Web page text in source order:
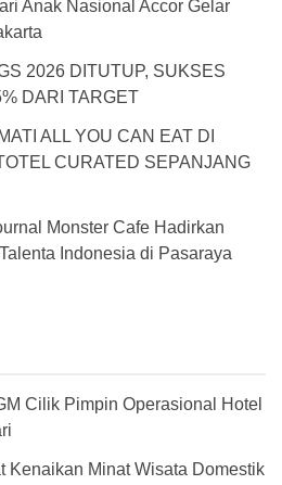
Anak Nasional Accor Gelar
2026 DITUTUP, SUKSES
DARI TARGET
ALL YOU CAN EAT DI
CURATED SEPANJANG
Monster Cafe Hadirkan
Indonesia di Pasaraya
Cilik Pimpin Operasional Hotel
Kenaikan Minat Wisata Domestik